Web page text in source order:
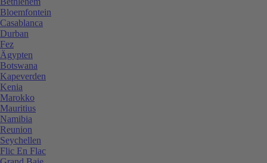
Bloemfontein
Casablanca
Durban
Fez
Ägypten
Botswana
Kapeverden
Kenia
Marokko
Mauritius
Namibia
Reunion
Seychellen
Flic En Flac